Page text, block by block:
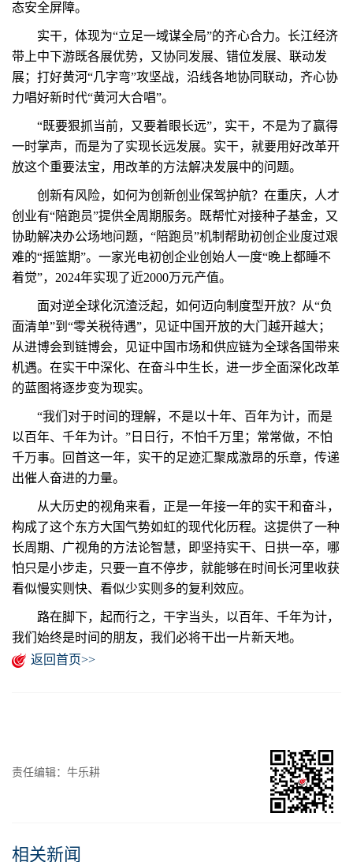
态安全屏障。
实干，体现为“立足一域谋全局”的齐心合力。长江经济
带上中下游既各展优势，又协同发展、错位发展、联动发
展；打好黄河“几字弯”攻坚战，沿线各地协同联动，齐心协
力唱好新时代“黄河大合唱”。
“既要狠抓当前，又要着眼长远”，实干，不是为了赢得
一时掌声，而是为了实现长远发展。实干，就要用好改革开
放这个重要法宝，用改革的方法解决发展中的问题。
创新有风险，如何为创新创业保驾护航？在重庆，人才
创业有“陪跑员”提供全周期服务。既帮忙对接种子基金，又
协助解决办公场地问题，“陪跑员”机制帮助初创企业度过艰
难的“摇篮期”。一家光电初创企业创始人一度“晚上都睡不
着觉”，2024年实现了近2000万元产值。
面对逆全球化沉渣泛起，如何迈向制度型开放？从“负
面清单”到“零关税待遇”，见证中国开放的大门越开越大；
从进博会到链博会，见证中国市场和供应链为全球各国带来
机遇。在实干中深化、在奋斗中生长，进一步全面深化改革
的蓝图将逐步变为现实。
“我们对于时间的理解，不是以十年、百年为计，而是
以百年、千年为计。”日日行，不怕千万里；常常做，不怕
千万事。回首这一年，实干的足迹汇聚成激昂的乐章，传递
出催人奋进的力量。
从大历史的视角来看，正是一年接一年的实干和奋斗，
构成了这个东方大国气势如虹的现代化历程。这提供了一种
长周期、广视角的方法论智慧，即坚持实干、日拱一卒，哪
怕只是小步走，只要一直不停步，就能够在时间长河里收获
看似慢实则快、看似少实则多的复利效应。
路在脚下，起而行之，干字当头，以百年、千年为计，
我们始终是时间的朋友，我们必将干出一片新天地。
返回首页>>
责任编辑：牛乐耕
相关新闻